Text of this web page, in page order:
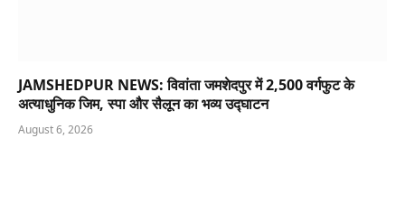
JAMSHEDPUR NEWS: विवांता जमशेदपुर में 2,500 वर्गफुट के
अत्याधुनिक जिम, स्पा और सैलून का भव्य उद्घाटन
August 6, 2026